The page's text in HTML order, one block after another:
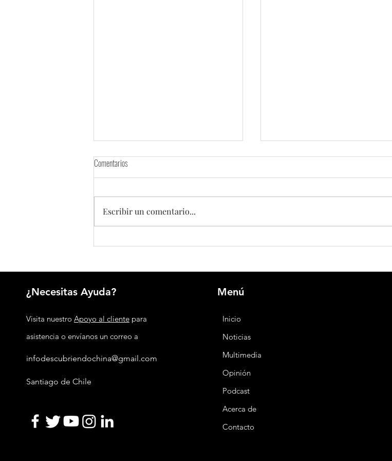
Industria de inteligencia artificial de
US$176.700 millones
FBI establece inédita cooperación con
transnacional
Comentarios
Escribir un comentario...
¿Necesitas Ayuda?
Visita nuestro Apoyo al clientepara
asistencia o envíanos un correo a
infodescubriendochina@gmail.com
Santiago de Chile
Menú
Inicio
Noticias
Multimedia
Opinión
Podcast
Acerca de
Contacto